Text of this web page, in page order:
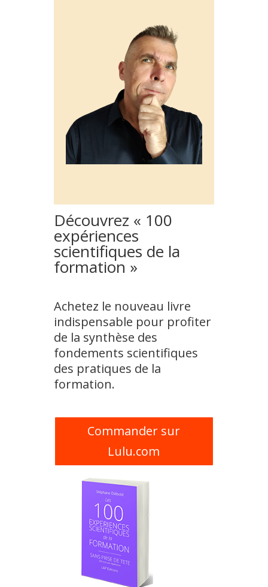
Découvrez « 100
expériences
scientifiques de la
formation »
Achetez le nouveau livre
indispensable pour profiter
de la synthèse des
fondements scientifiques
des pratiques de la
formation.
Commander sur
Lulu.com